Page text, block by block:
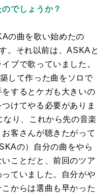
でしょうか？
の曲を歌い始めたの
。それ以前は、ASKAと
ブで歌っていました。
して作った曲をソロで
するとケガも大きいの
けてやる必要がありま
り、これから先の音楽
客さんが聴きたがって
の）自分の曲をやら
ことだと、前回のツア
ていました。自分がや
からは選曲も早かった